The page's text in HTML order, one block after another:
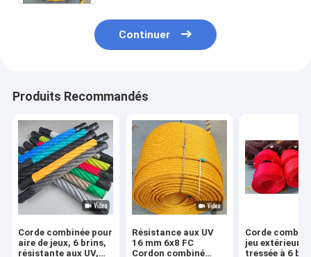
Continuer
Produits Recommandés
Corde combinée pour
aire de jeux, 6 brins,
résistante aux UV,
Résistance aux UV
16 mm 6x8 FC
Cordon combiné
Corde
jeu extérieure
tressée à 6